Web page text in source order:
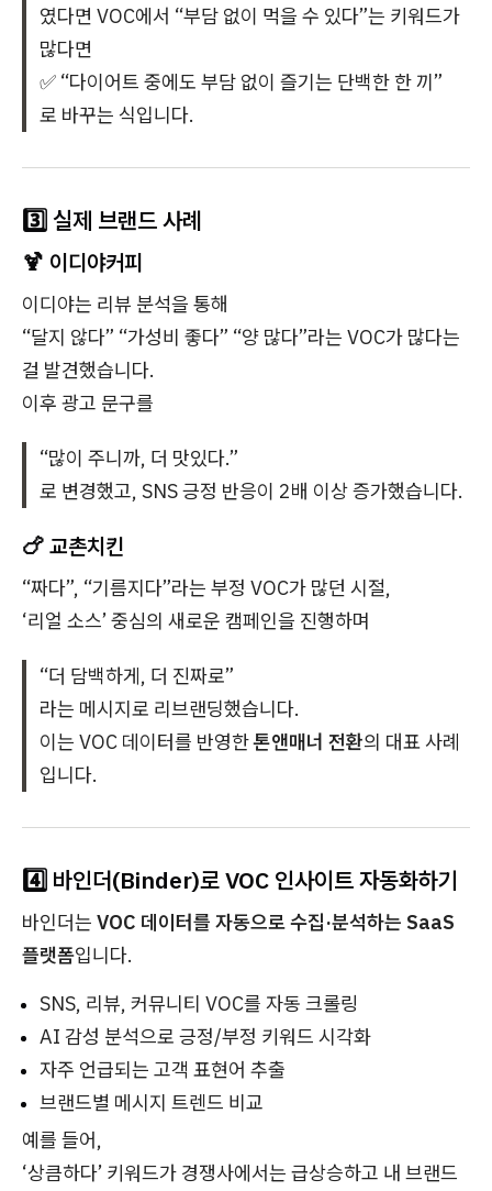
였다면 VOC에서 “부담 없이 먹을 수 있다”는 키워드가
많다면
✅ “다이어트 중에도 부담 없이 즐기는 단백한 한 끼”
로 바꾸는 식입니다.
3️⃣ 실제 브랜드 사례
🍹 이디야커피
이디야는 리뷰 분석을 통해
“달지 않다” “가성비 좋다” “양 많다”라는 VOC가 많다는
걸 발견했습니다.
이후 광고 문구를
“많이 주니까, 더 맛있다.”
로 변경했고, SNS 긍정 반응이 2배 이상 증가했습니다.
🍗교촌치킨
“짜다”, “기름지다”라는 부정 VOC가 많던 시절,
‘리얼 소스’ 중심의 새로운 캠페인을 진행하며
“더 담백하게, 더 진짜로”
라는 메시지로 리브랜딩했습니다.
이는 VOC 데이터를 반영한톤앤매너 전환의 대표 사례
입니다.
4️⃣ 바인더(Binder)로 VOC 인사이트 자동화하기
바인더는 VOC 데이터를 자동으로 수집·분석하는 SaaS
플랫폼입니다.
SNS, 리뷰, 커뮤니티 VOC를 자동 크롤링
AI 감성 분석으로 긍정/부정 키워드 시각화
자주 언급되는 고객 표현어 추출
브랜드별 메시지 트렌드 비교
예를 들어,
‘상큼하다’ 키워드가 경쟁사에서는 급상승하고 내 브랜드